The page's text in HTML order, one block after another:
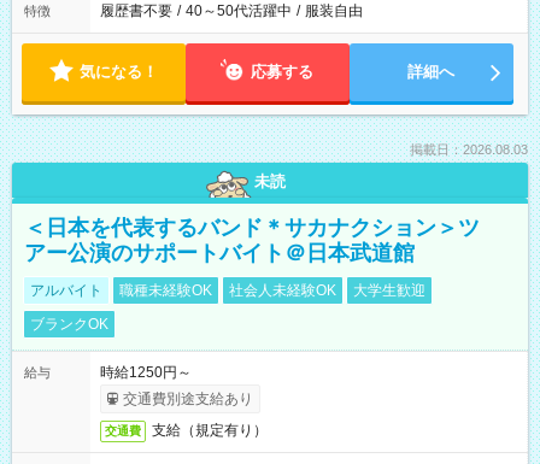
特徴 履歴書不要 / 40～50代活躍中 / 服装自由
気になる！ 応募する 詳細へ
掲載日：2026.08.03
未読
＜日本を代表するバンド＊サカナクション＞ツ
アー公演のサポートバイト＠日本武道館
アルバイト 職種未経験OK 社会人未経験OK
大学生歓迎
ブランクOK
給与
時給1250円～
交通費別途支給あり
交通費 支給（規定有り）